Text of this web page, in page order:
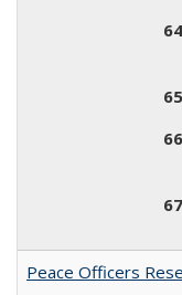
Peace Officers